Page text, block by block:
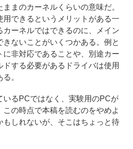
まのカーネルくらいの意味だ。
用できるというメリットがある一
カーネルではできるのに、メイン
きないことがいくつかある。例と
に非対応であることや、別途カー
ドする必要があるドライバは使用
。
るPCではなく、実験用のPCが
この時点で本稿を読むのをやめよ
もしれないが、そこはちょっと待